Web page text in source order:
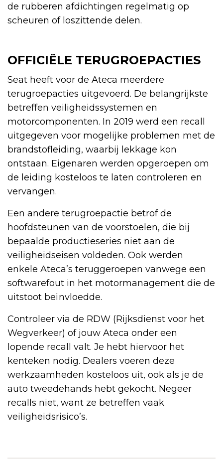
de rubberen afdichtingen regelmatig op
scheuren of loszittende delen.
OFFICIËLE TERUGROEPACTIES
Seat heeft voor de Ateca meerdere
terugroepacties uitgevoerd. De belangrijkste
betreffen veiligheidssystemen en
motorcomponenten. In 2019 werd een recall
uitgegeven voor mogelijke problemen met de
brandstofleiding, waarbij lekkage kon
ontstaan. Eigenaren werden opgeroepen om
de leiding kosteloos te laten controleren en
vervangen.
Een andere terugroepactie betrof de
hoofdsteunen van de voorstoelen, die bij
bepaalde productieseries niet aan de
veiligheidseisen voldeden. Ook werden
enkele Ateca’s teruggeroepen vanwege een
softwarefout in het motormanagement die de
uitstoot beïnvloedde.
Controleer via de RDW (Rijksdienst voor het
Wegverkeer) of jouw Ateca onder een
lopende recall valt. Je hebt hiervoor het
kenteken nodig. Dealers voeren deze
werkzaamheden kosteloos uit, ook als je de
auto tweedehands hebt gekocht. Negeer
recalls niet, want ze betreffen vaak
veiligheidsrisico’s.